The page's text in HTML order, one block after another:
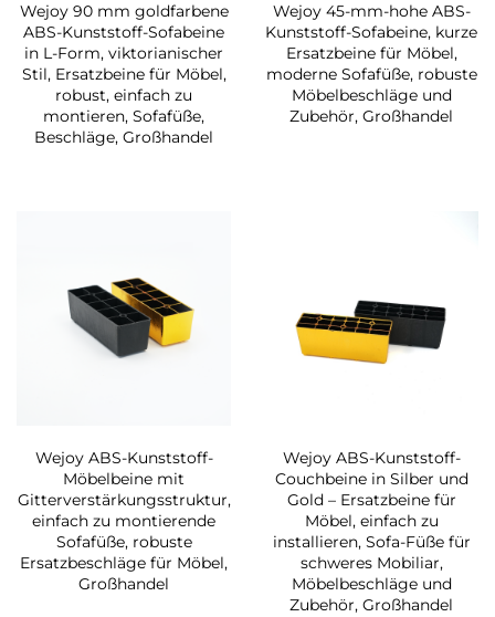
Wejoy 90 mm goldfarbene
ABS-Kunststoff-Sofabeine
in L-Form, viktorianischer
Stil, Ersatzbeine für Möbel,
robust, einfach zu
montieren, Sofafüße,
Beschläge, Großhandel
Wejoy 45-mm-hohe ABS-
Kunststoff-Sofabeine, kurze
Ersatzbeine für Möbel,
moderne Sofafüße, robuste
Möbelbeschläge und
Zubehör, Großhandel
Wejoy ABS-Kunststoff-
Möbelbeine mit
Gitterverstärkungsstruktur,
einfach zu montierende
Sofafüße, robuste
Ersatzbeschläge für Möbel,
Großhandel
Wejoy ABS-Kunststoff-
Couchbeine in Silber und
Gold – Ersatzbeine für
Möbel, einfach zu
installieren, Sofa-Füße für
schweres Mobiliar,
Möbelbeschläge und
Zubehör, Großhandel